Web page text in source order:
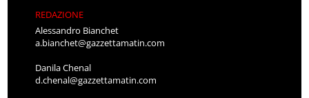
REDAZIONE
Alessandro Bianchet
a.bianchet@gazzettamatin.com
Danila Chenal
d.chenal@gazzettamatin.com